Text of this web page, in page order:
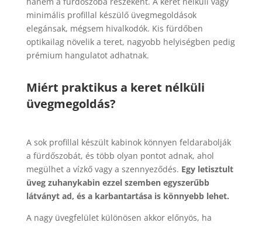
minimális profillal készülő üvegmegoldások
elegánsak, mégsem hivalkodók. Kis fürdőben
optikailag növelik a teret, nagyobb helyiségben pedig
prémium hangulatot adhatnak.
Miért praktikus a keret nélküli
üvegmegoldás?
A sok profillal készült kabinok könnyen feldarabolják
a fürdőszobát, és több olyan pontot adnak, ahol
megülhet a vízkő vagy a szennyeződés. Egy letisztult
üveg zuhanykabin ezzel szemben egyszerűbb
látványt ad, és a karbantartása is könnyebb lehet.
A nagy üvegfelület különösen akkor előnyös, ha